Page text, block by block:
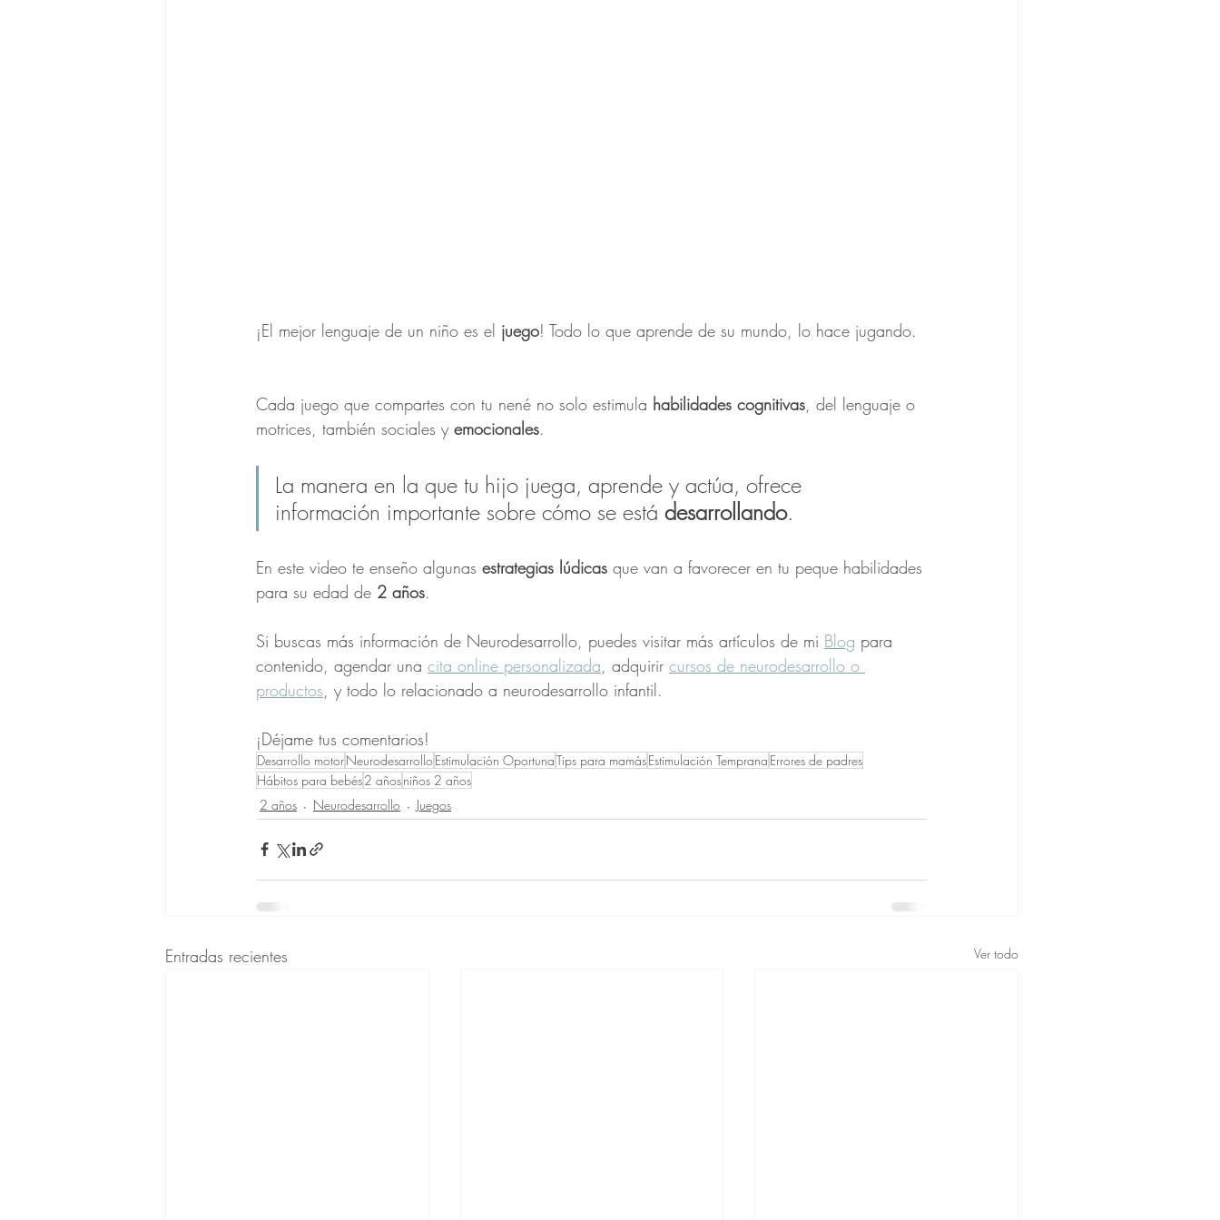
¡El mejor lenguaje de un niño es el juego! Todo lo que aprende de su mundo, lo hace jugando.
Cada juego que compartes con tu nené no solo estimula habilidades cognitivas , del lenguaje o
motrices, también sociales y emocionales.
La manera en la que tu hijo juega, aprende y actúa, ofrece
información importante sobre cómo se está desarrollando.
En este video te enseño algunas estrategias lúdicas que van a favorecer en tu peque habilidades
para su edad de 2 años.
Si buscas más información de Neurodesarrollo, puedes visitar más artículos de mi Blog para
contenido, agendar una cita online personalizada , adquirir cursos de neurodesarrollo o
productos , y todo lo relacionado a neurodesarrollo infantil.
¡Déjame tus comentarios!
Desarrollo motorNeurodesarrollo Estimulación OportunaTips para mamásEstimulación Temprana Errores de padres
Hábitos para bebés2 añosniños 2 años
2 años
Neurodesarrollo Juegos
Entradas recientes Ver todo